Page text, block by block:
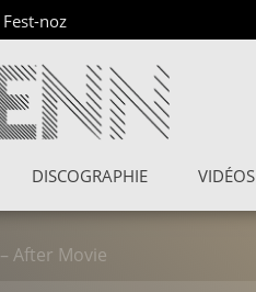
Fest-noz
DISCOGRAPHIE VIDÉOS
After Movie